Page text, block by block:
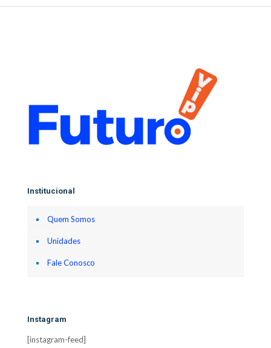
Institucional
Quem Somos
Unidades
Fale Conosco
Instagram
[instagram-feed]